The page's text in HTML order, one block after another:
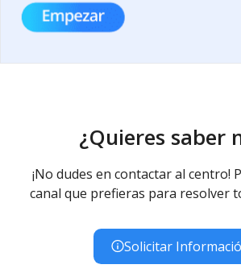
¿Quieres saber
¡No dudes en contactar al centro!
canal que prefieras para resolver
Solicitar